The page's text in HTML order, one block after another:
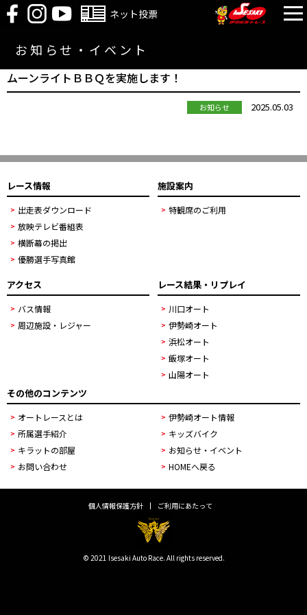
ネット投票
お知らせ・イベント
ムーンライトＢＢＱを実施します！
お知らせ 2025.05.03
レース情報
出走表ダウンロード
放映テレビ番組表
横断幕の掲出
優勝選手写真館
施設案内
特観席のご利用
アクセス
バス情報
周辺施設・レジャー
レース結果・リプレイ
川口オート
伊勢崎オート
浜松オート
飯塚オート
山陽オート
その他のコンテンツ
オートレースとは
伊勢崎オート情報
所属選手紹介
キッズバイク
キラットの部屋
お知らせ・イベント
お問い合わせ
HOMEへ戻る
個人情報保護方針 ご利用にあたって
© 2021 Isesaki Auto Race. All rights reserved.